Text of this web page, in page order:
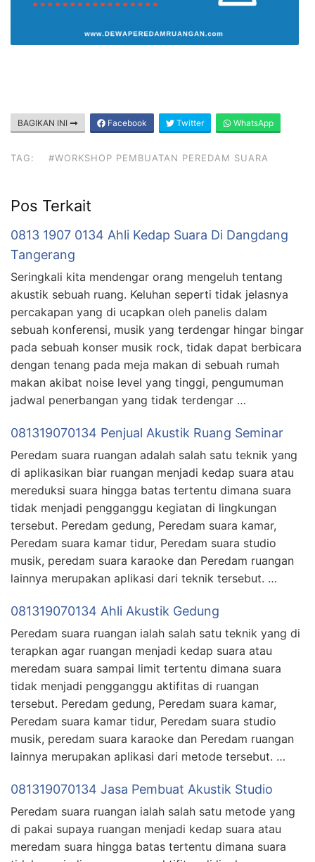
BAGIKAN INI Facebook Twitter WhatsApp
TAG: #WORKSHOP PEMBUATAN PEREDAM SUARA
Pos Terkait
0813 1907 0134 Ahli Kedap Suara Di Dangdang
Tangerang
Seringkali kita mendengar orang mengeluh tentang
akustik sebuah ruang. Keluhan seperti tidak jelasnya
percakapan yang di ucapkan oleh panelis dalam
sebuah konferensi, musik yang terdengar hingar bingar
pada sebuah konser musik rock, tidak dapat berbicara
dengan tenang pada meja makan di sebuah rumah
makan akibat noise level yang tinggi, pengumuman
jadwal penerbangan yang tidak terdengar …
081319070134 Penjual Akustik Ruang Seminar
Peredam suara ruangan adalah salah satu teknik yang
di aplikasikan biar ruangan menjadi kedap suara atau
mereduksi suara hingga batas tertentu dimana suara
tidak menjadi pengganggu kegiatan di lingkungan
tersebut. Peredam gedung, Peredam suara kamar,
Peredam suara kamar tidur, Peredam suara studio
musik, peredam suara karaoke dan Peredam ruangan
lainnya merupakan aplikasi dari teknik tersebut. …
081319070134 Ahli Akustik Gedung
Peredam suara ruangan ialah salah satu teknik yang di
terapkan agar ruangan menjadi kedap suara atau
meredam suara sampai limit tertentu dimana suara
tidak menjadi pengganggu aktifitas di ruangan
tersebut. Peredam gedung, Peredam suara kamar,
Peredam suara kamar tidur, Peredam suara studio
musik, peredam suara karaoke dan Peredam ruangan
lainnya merupakan aplikasi dari metode tersebut. …
081319070134 Jasa Pembuat Akustik Studio
Peredam suara ruangan ialah salah satu metode yang
di pakai supaya ruangan menjadi kedap suara atau
meredam suara hingga batas tertentu dimana suara